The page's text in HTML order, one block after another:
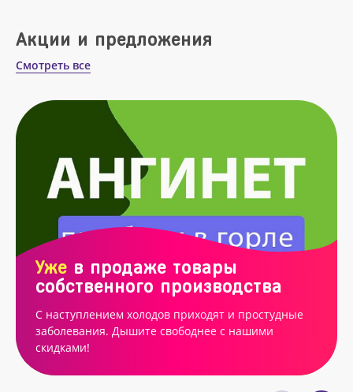
Акции и предложения
Смотреть все
Уже в продаже товары
собственного производства
С наступлением холодов приходят и простудные
заболевания. Дышите свободнее с нашими
скидками!